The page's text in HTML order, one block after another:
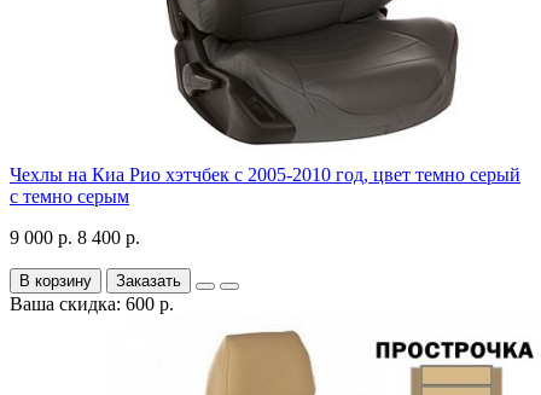
Чехлы на Киа Рио хэтчбек с 2005-2010 год, цвет темно серый
с темно серым
9 000 р. 8 400 р.
В корзину Заказать
Ваша скидка: 600 р.